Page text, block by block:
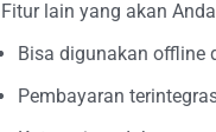
Fitur lain yang akan
Bisa digunakan offline
Pembayaran